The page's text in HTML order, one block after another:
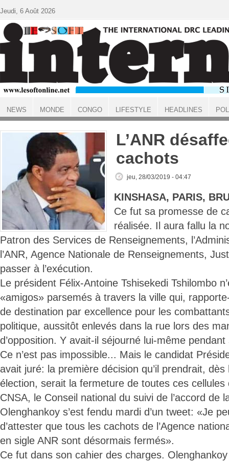
ACCUEIL
L’ANR
cachots
jeu, 28/03/2019 - 04:47
KINSHASA, PARIS,
Ce fut sa promesse de
réalisée. Il aura fallu la
Patron des Services de Renseignements,
l’ANR, Agence Nationale de Renseignements,
passer à l’exécution.
Le président Félix-Antoine Tshisekedi Tshilombo
«amigos» parsemés à travers la ville qui,
de destination par excellence pour les
politique, aussitôt enlevés dans la rue lors des
d’opposition. Y avait-il séjourné lui-même
Ce n’est pas impossible... Mais le candidat
avait juré: la première décision qu’il prendrait,
élection, serait la fermeture de toutes ces cellules
CNSA, le Conseil national du suivi de l’accord de
Olenghankoy s’est fendu mardi d’un tweet: «Je
d’attester que tous les cachots de l’Agence
en sigle ANR sont désormais fermés».
Ce fut dans son cahier des charges.
Jeudi, 6 Août 2026
NEWS MONDE CONGO LIFESTYLE HEADLINES